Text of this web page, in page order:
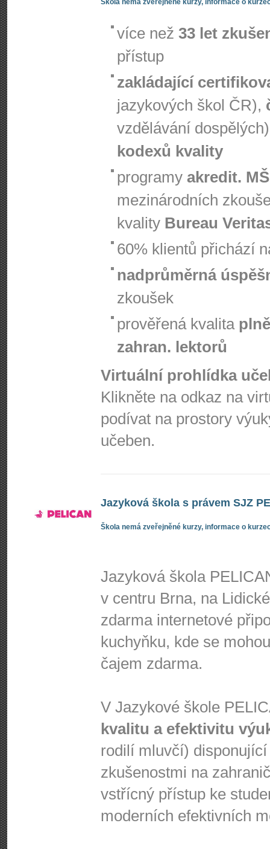
více než 33 let
přístup
zakládající
jazykových škol ČR),
vzdělávání
kodexů kvality
programy akredit.
mezinárodních
kvality Bureau
60% klientů přichází
nadprůměrná
zkoušek
prověřená kvalita
zahran. lektorů
Virtuální prohlídka
Klikněte na odkaz na
podívat na prostory
učeben.
Jazyková škola s právem SJZ
Škola nemá zveřejněné kurzy, informace o
Jazyková škola
v centru Brna, na
zdarma internetové
kuchyňku, kde se
čajem zdarma.
V Jazykové škole
kvalitu a efektivitu
rodilí mluvčí)
zkušenostmi na
vstřícný přístup ke
moderních efektivních